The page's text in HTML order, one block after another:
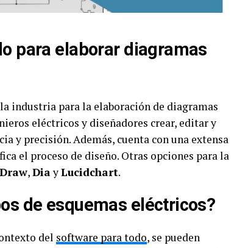
para elaborar diagramas
industria para la elaboración de diagramas
eléctricos y diseñadores crear, editar y
y precisión. Además, cuenta con una extensa
el proceso de diseño. Otras opciones para la
,DiayLucidchart.
de esquemas eléctricos?
del software para todo, se pueden